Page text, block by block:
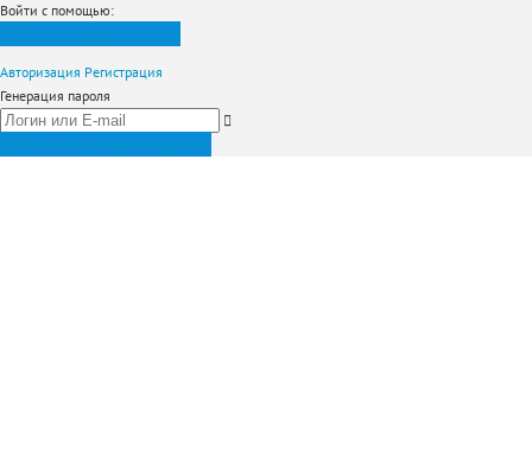
Войти с помощью:
Авторизация Регистрация
Генерация пароля